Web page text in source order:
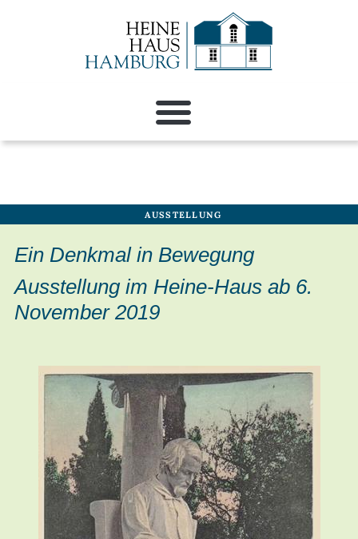
AUSSTELLUNG
Ein Denkmal in Bewegung
Ausstellung im Heine-Haus ab 6.
November 2019